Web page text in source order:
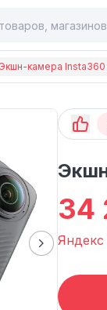
камера Insta360
34